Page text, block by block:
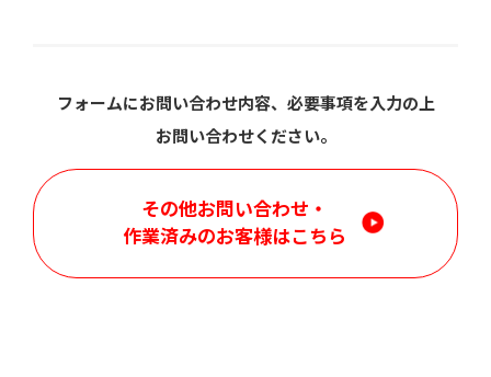
フォームにお問い合わせ内容、必要事項を入力の上
お問い合わせください。
その他お問い合わせ・
作業済みのお客様はこちら